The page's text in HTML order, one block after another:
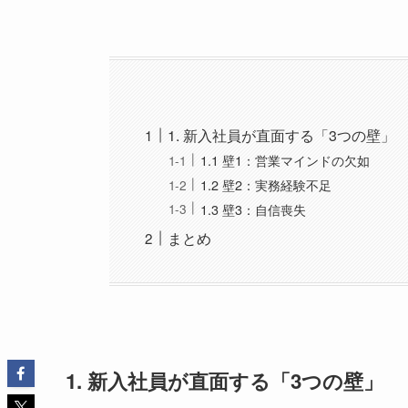
1. 新入社員が直面する「3つの壁」
1.1 壁1：営業マインドの欠如
1.2 壁2：実務経験不足
1.3 壁3：自信喪失
まとめ
1. 新入社員が直面する「3つの壁」